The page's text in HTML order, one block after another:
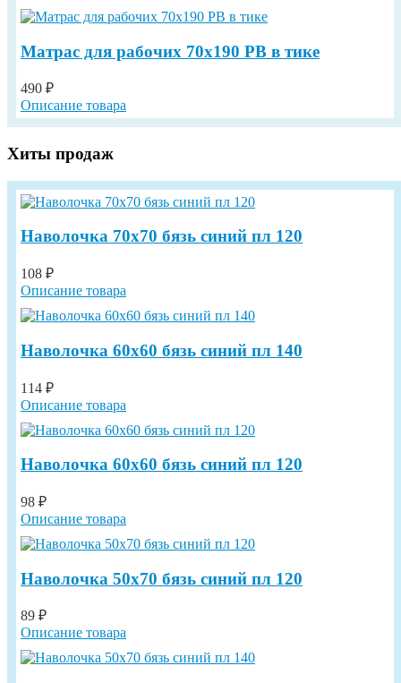
Матрас для рабочих 70х190 РВ в тике
490 ₽
Описание товара
Хиты продаж
Наволочка 70х70 бязь синий пл 120
108 ₽
Описание товара
Наволочка 60х60 бязь синий пл 140
114 ₽
Описание товара
Наволочка 60х60 бязь синий пл 120
98 ₽
Описание товара
Наволочка 50х70 бязь синий пл 120
89 ₽
Описание товара